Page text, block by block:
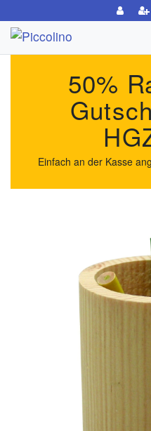
50%
Einfach an der Kasse